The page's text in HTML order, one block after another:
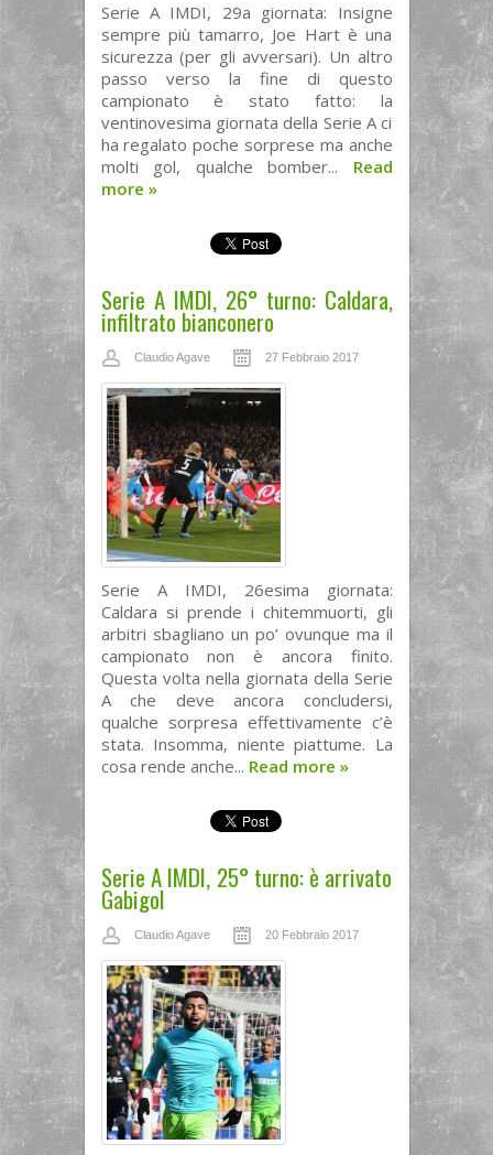
Serie A IMDI, 29a giornata: Insigne
sempre più tamarro, Joe Hart è una
sicurezza (per gli avversari). Un altro
passo verso la fine di questo
campionato è stato fatto: la
ventinovesima giornata della Serie A ci
ha regalato poche sorprese ma anche
molti gol, qualche bomber... Read
more »
Serie A IMDI, 26° turno: Caldara,
infiltrato bianconero
Claudio Agave 27 Febbraio 2017
Serie A IMDI, 26esima giornata:
Caldara si prende i chitemmuorti, gli
arbitri sbagliano un po’ ovunque ma il
campionato non è ancora finito.
Questa volta nella giornata della Serie
A che deve ancora concludersi,
qualche sorpresa effettivamente c’è
stata. Insomma, niente piattume. La
cosa rende anche... Read more »
Serie A IMDI, 25° turno: è arrivato
Gabigol
Claudio Agave 20 Febbraio 2017